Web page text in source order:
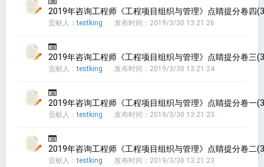
2019年咨询工程师《工程项目组织与管理》点睛提分卷四
贡献人：testking 发布时间：2019/3/30 13:21:26
2019年咨询工程师《工程项目组织与管理》点睛提分卷三
贡献人：testking 发布时间：2019/3/30 13:21:24
2019年咨询工程师《工程项目组织与管理》点睛提分卷一
贡献人：testking 发布时间：2019/3/30 13:21:23
2019年咨询工程师《工程项目组织与管理》点睛提分卷二
贡献人：testking 发布时间：2019/3/30 13:21:23